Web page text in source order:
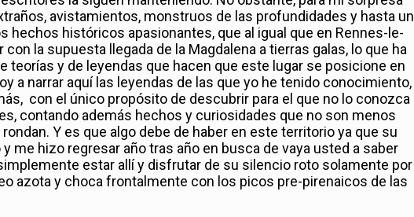
avistamientos, monstruos de las profundidades y hasta un
hechos históricos apasionantes, que al igual que en Rennes-le-
la supuesta llegada de la Magdalena a tierras galas, lo que ha
teorías y de leyendas que hacen que este lugar se posicione en
a narrar aquí las leyendas de las que yo he tenido conocimiento,
con el único propósito de descubrir para el que no lo conozca
contando además hechos y curiosidades que no son menos
Y es que algo debe de haber en este territorio ya que su
me hizo regresar año tras año en busca de vaya usted a saber
estar allí y disfrutar de su silencio roto solamente por
azota y choca frontalmente con los picos pre-pirenaicos de las